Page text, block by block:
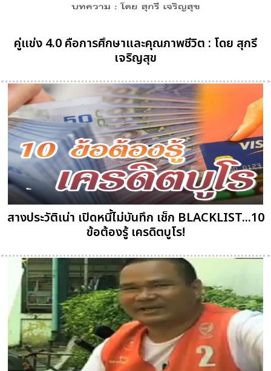
คู่แข่ง 4.0 คือการศึกษาและคุณภาพชีวิต : โดย สุกรี
เจริญสุข
สางประวัติเน่า เปิดหนี้ไม่บันทึก เช็ก BLACKLIST...10
ข้อต้องรู้ เครดิตบูโร!